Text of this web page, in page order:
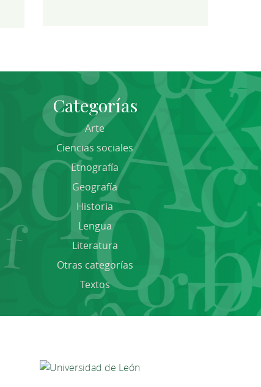
Categorías
Arte
Ciencias sociales
Etnografía
Geografía
Historia
Lengua
Literatura
Otras categorías
Textos